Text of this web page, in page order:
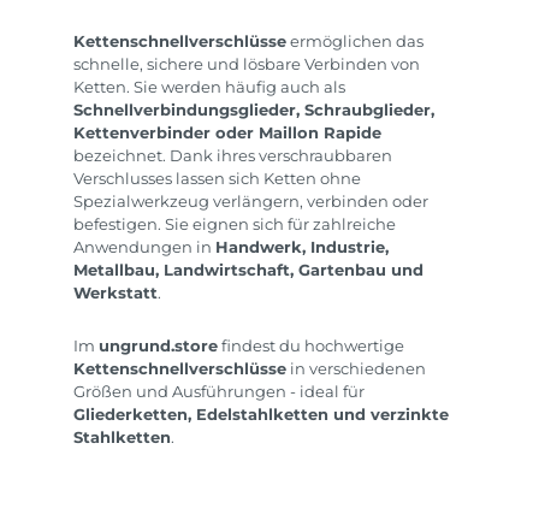
Kettenschnellverschlüsse ermöglichen das
schnelle, sichere und lösbare Verbinden von
Ketten. Sie werden häufig auch als
Schnellverbindungsglieder, Schraubglieder,
Kettenverbinder oder Maillon Rapide
bezeichnet. Dank ihres verschraubbaren
Verschlusses lassen sich Ketten ohne
Spezialwerkzeug verlängern, verbinden oder
befestigen. Sie eignen sich für zahlreiche
Anwendungen in Handwerk, Industrie,
Metallbau, Landwirtschaft, Gartenbau und
Werkstatt.
Im ungrund.store findest du hochwertige
Kettenschnellverschlüsse in verschiedenen
Größen und Ausführungen - ideal für
Gliederketten, Edelstahlketten und verzinkte
Stahlketten.